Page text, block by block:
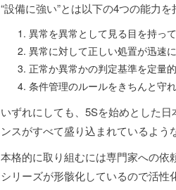
“設備に強い”とは以下の4つの能力を
異常を異常として見る目を持っ
異常に対して正しい処置が迅速
正常か異常かの判定基準を定量
条件管理のルールをきちんと守
いずれにしても、5Sを始めとした
ンスがすべて盛り込まれているよう
本格的に取り組むには専門家への依
シリーズが形骸化しているので活